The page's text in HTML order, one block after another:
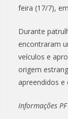
feira (17/7),
Durante
encontraram
veículos e
origem
apreendidos e
Informações PF